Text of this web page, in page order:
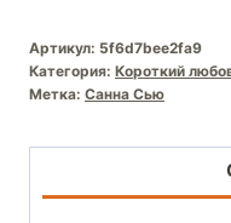
Артикул: 5f6d7bee2fa9
Категория: Короткий
Метка: Санна Сью